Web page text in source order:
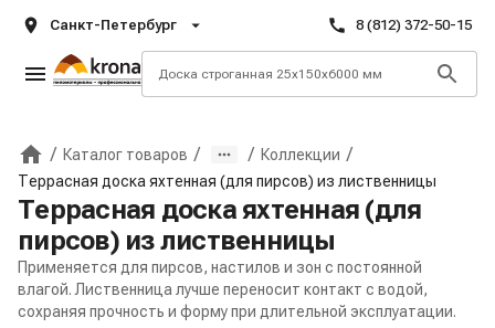
Санкт-Петербург 8 (812) 372-50-15
Главная
/ Каталог товаров / / Коллекции /
Террасная доска яхтенная (для пирсов) из лиственницы
Террасная доска яхтенная (для
пирсов) из лиственницы
Применяется для пирсов, настилов и зон с постоянной
влагой. Лиственница лучше переносит контакт с водой,
сохраняя прочность и форму при длительной эксплуатации.